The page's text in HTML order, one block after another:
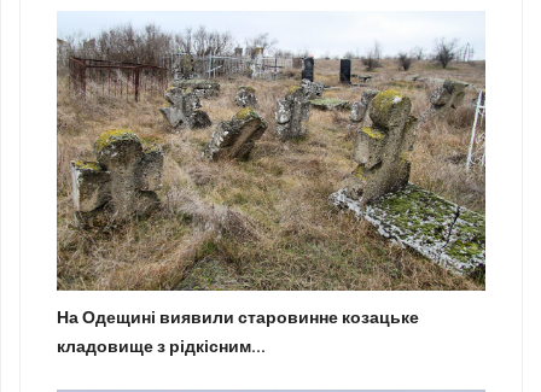
На Одещині виявили старовинне козацьке
кладовище з рідкісним...